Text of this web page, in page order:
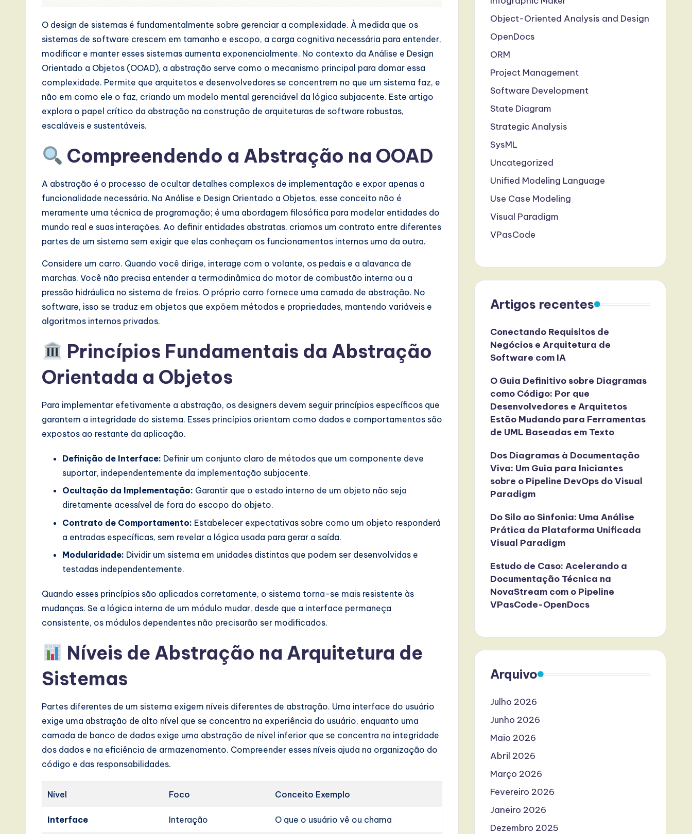
A
ft
w
O design de sistemas é fundamentalmente sobre gerenciar a complexidade. À medida que os
sistemas de software crescem em tamanho e escopo, a carga cognitiva necessária para entender,
modificar e manter esses sistemas aumenta exponencialmente. No contexto da Análise e Design
Orientado a Objetos (OOAD), a abstração serve como o mecanismo principal para domar essa
complexidade. Permite que arquitetos e desenvolvedores se concentrem no que um sistema faz, e
não em como ele o faz, criando um modelo mental gerenciável da lógica subjacente. Este artigo
explora o papel crítico da abstração na construção de arquiteturas de software robustas,
escaláveis e sustentáveis.
Compreendendo a Abstração na OOAD
A abstração é o processo de ocultar detalhes complexos de implementação e expor apenas a
funcionalidade necessária. Na Análise e Design Orientado a Objetos, esse conceito não é
meramente uma técnica de programação; é uma abordagem filosófica para modelar entidades do
mundo real e suas interações. Ao definir entidades abstratas, criamos um contrato entre diferentes
partes de um sistema sem exigir que elas conheçam os funcionamentos internos uma da outra.
Considere um carro. Quando você dirige, interage com o volante, os pedais e a alavanca de
marchas. Você não precisa entender a termodinâmica do motor de combustão interna ou a
pressão hidráulica no sistema de freios. O próprio carro fornece uma camada de abstração. No
software, isso se traduz em objetos que expõem métodos e propriedades, mantendo variáveis e
algoritmos internos privados.
Princípios Fundamentais da Abstração
Orientada a Objetos
Para implementar efetivamente a abstração, os designers devem seguir princípios específicos que
garantem a integridade do sistema. Esses princípios orientam como dados e comportamentos são
expostos ao restante da aplicação.
Definição de Interface: Definir um conjunto claro de métodos que um componente deve
suportar, independentemente da implementação subjacente.
Ocultação da Implementação: Garantir que o estado interno de um objeto não seja
diretamente acessível de fora do escopo do objeto.
Contrato de Comportamento: Estabelecer expectativas sobre como um objeto responderá
a entradas específicas, sem revelar a lógica usada para gerar a saída.
Modularidade: Dividir um sistema em unidades distintas que podem ser desenvolvidas e
testadas independentemente.
Quando esses princípios são aplicados corretamente, o sistema torna-se mais resistente às
mudanças. Se a lógica interna de um módulo mudar, desde que a interface permaneça
consistente, os módulos dependentes não precisarão ser modificados.
Níveis de Abstração na Arquitetura de
Sistemas
Partes diferentes de um sistema exigem níveis diferentes de abstração. Uma interface do usuário
exige uma abstração de alto nível que se concentra na experiência do usuário, enquanto uma
camada de banco de dados exige uma abstração de nível inferior que se concentra na integridade
dos dados e na eficiência de armazenamento. Compreender esses níveis ajuda na organização do
código e das responsabilidades.
Nível Foco Conceito Exemplo
Interface Interação O que o usuário vê ou chama
Object-Oriented Analysis and Design
OpenDocs
ORM
Project Management
Software Development
State Diagram
Strategic Analysis
SysML
Uncategorized
Unified Modeling Language
Use Case Modeling
Visual Paradigm
VPasCode
Artigos recentes
Conectando Requisitos de
Negócios e Arquitetura de
Software com IA
O Guia Definitivo sobre Diagramas
como Código: Por que
Desenvolvedores e Arquitetos
Estão Mudando para Ferramentas
de UML Baseadas em Texto
Dos Diagramas à Documentação
Viva: Um Guia para Iniciantes
sobre o Pipeline DevOps do Visual
Paradigm
Do Silo ao Sinfonia: Uma Análise
Prática da Plataforma Unificada
Visual Paradigm
Estudo de Caso: Acelerando a
Documentação Técnica na
NovaStream com o Pipeline
VPasCode-OpenDocs
Arquivo
Julho 2026
Junho 2026
Maio 2026
Abril 2026
Março 2026
Fevereiro 2026
Janeiro 2026
Dezembro 2025